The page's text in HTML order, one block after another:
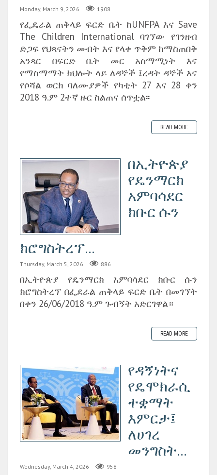
Monday, March 9, 2026 1908
የፌዴራል ጠቅላይ ፍርድ ቤት ከUNFPA እና Save
The Children International ባገኘው የገንዘብ
ድጋፍ የህጻናትን መብት እና የላቀ ጥቅም ከማስጠበቅ
አንጻር በፍርድ ቤት መር አስማሚነት እና
የማስማማት ክህሎት ላይ ለዳኞች ፤ረዳት ዳኞች እና
የሶሻል ወርክ ባለሙያዎች የካቲት 27 እና 28 ቀን
2018 ዓ.ም 2ተኛ ዙር ስልጠና ሰጥቷል፡፡
READ MORE
በኢትዮጵያ
የዴንማርክ
አምባሳደር
ክቡር ሱን
ክሮግስትረፕ...
Thursday, March 5, 2026 886
በኢትዮጵያ የዴንማርክ አምባሳደር ክቡር ሱን
ክሮግስትረፕ በፌደራል ጠቅላይ ፍርድ ቤት በመገኘት
በቀን 26/06/2018 ዓ.ም ጉብኝት አድርገዋል።
READ MORE
የዳኝነትና
የዴሞክራሲ
ተቋማት
እምርታ፤
ለሀገረ
መንግስት...
Wednesday, March 4, 2026 958